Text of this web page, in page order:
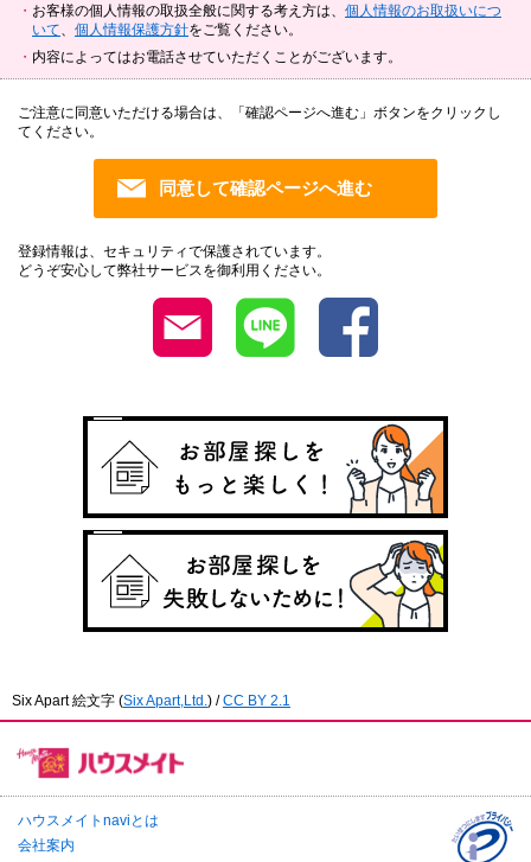
お客様の個人情報の取扱全般に関する考え方は、 個人情報のお取扱いにつ
いて
個人情報保護方針をご覧ください。
内容によってはお電話させていただくことがございます。
ご注意に同意いただける場合は、「確認ページへ進む」ボタンをクリックし
てください。
登録情報は、セキュリティで保護されています。
どうぞ安心して弊社サービスを御利用ください。
Six Apart 絵文字 (Six Apart,Ltd. ) /CC BY 2.1
ハウスメイトnaviとは
会社案内